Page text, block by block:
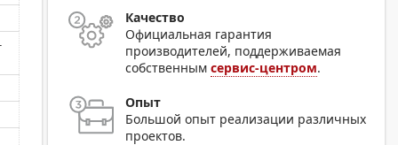
Качество
Официальная гарантия
производителей, поддерживаемая
собственнымсервис-центром.
Опыт
Большой опыт реализации различных
проектов.